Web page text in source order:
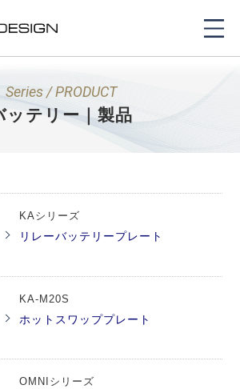
Series / PRODUCT
ッテリー｜製品
KAシリーズ
リレーバッテリープレート
KA-M20S
ホットスワッププレート
OMNIシリーズ